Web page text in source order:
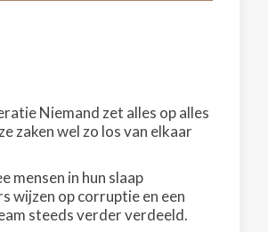
Niemand zet alles op alles
zaken wel zo los van elkaar
mensen in hun slaap
wijzen op corruptie en een
steeds verder verdeeld.